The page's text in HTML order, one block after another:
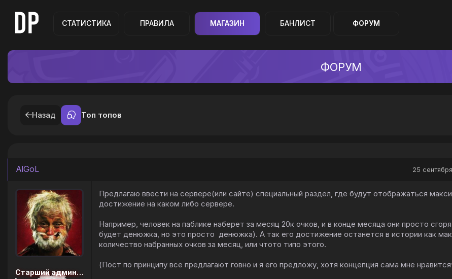
СТАТИСТИКА ПРАВИЛА МАГАЗИН БАНЛИСТ ФОРУМ
ФОРУМ
Назад Топ топов
AlGoL 25
Старший администратор
Предлагаю ввести на сервере(или сайте) специальный раздел, где будут отображаться
достижение на каком либо сервере.
Например, человек на паблике наберет за месяц 20к очков, и в конце месяца они просто
будет денюжка, но это просто денюжка). А так его достижение останется в истории как
количество набранных очков за месяц, или чтото типо этого.
(Пост по принципу все предлагают говно и я его предложу, хотя концепция сама мне